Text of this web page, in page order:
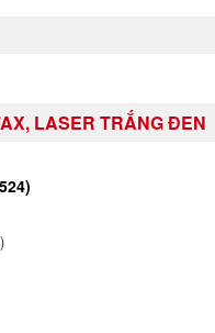
LASER TRẮNG ĐEN